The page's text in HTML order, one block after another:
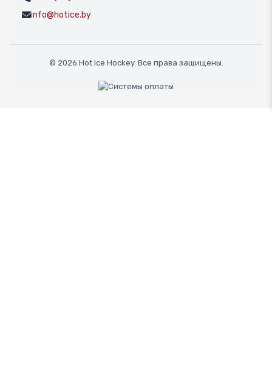
info@hotice.by
© 2026 Hot Ice Hockey. Все права защищены.